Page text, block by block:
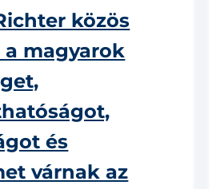
közös
magyarok
és
várnak az